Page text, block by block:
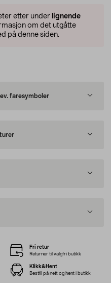
etter under lignende
om det utgåtte
på denne siden.
faresymboler
Fri retur
Returner til valgfri butikk
Klikk&Hent
Bestill på nett og hent i butikk